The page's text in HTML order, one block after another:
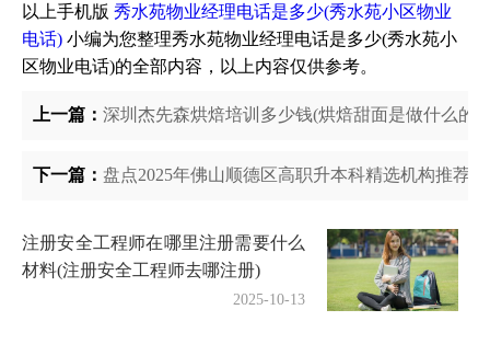
以上手机版 秀水苑物业经理电话是多少(秀水苑小区物业
电话) 小编为您整理秀水苑物业经理电话是多少(秀水苑小
区物业电话)的全部内容，以上内容仅供参考。
上一篇： 深圳杰先森烘焙培训多少钱(烘焙甜面是做什么的)
下一篇： 盘点2025年佛山顺德区高职升本科精选机构推荐
注册安全工程师在哪里注册需要什么
材料(注册安全工程师去哪注册)
2025-10-13